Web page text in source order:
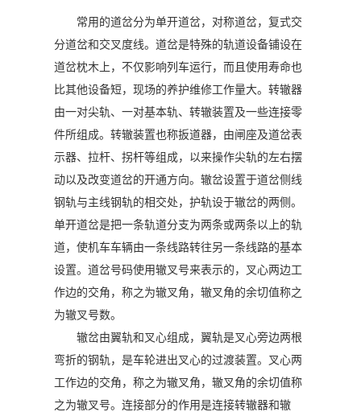
常用的道岔分为单开道岔，对称道岔，复式交
分道岔和交叉度线。道岔是特殊的轨道设备铺设在
道岔枕木上，不仅影响列车运行，而且使用寿命也
比其他设备短，现场的养护维修工作量大。转辙器
由一对尖轨、一对基本轨、转辙装置及一些连接零
件所组成。转辙装置也称扳道器，由闸座及道岔表
示器、拉杆、拐杆等组成，以来操作尖轨的左右摆
动以及改变道岔的开通方向。辙岔设置于道岔侧线
钢轨与主线钢轨的相交处，护轨设于辙岔的两侧。
单开道岔是把一条轨道分支为两条或两条以上的轨
道，使机车车辆由一条线路转往另一条线路的基本
设置。道岔号码使用辙叉号来表示的，叉心两边工
作边的交角，称之为辙叉角，辙叉角的余切值称之
为辙叉号数。
辙岔由翼轨和叉心组成，翼轨是叉心旁边两根
弯折的钢轨，是车轮进出叉心的过渡装置。叉心两
工作边的交角，称之为辙叉角，辙叉角的余切值称
之为辙叉号。连接部分的作用是连接转辙器和辙